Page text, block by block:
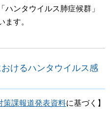
ンタウイルス肺症候群」
ます。
けるハンタウイルス感
策課報道発表資料に基づく】